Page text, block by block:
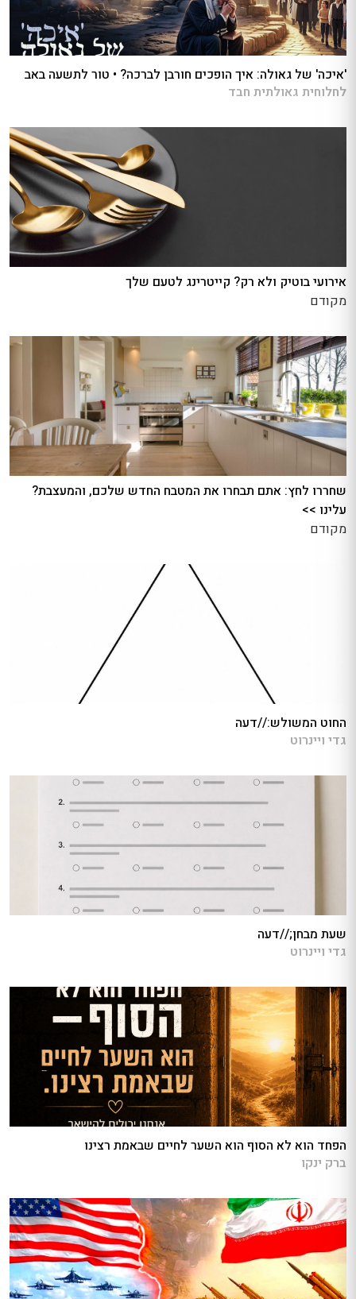
'איכה' של גאולה: איך הופכים חורבן לברכה? • טור לתשעה באב
לחלוחית גאולתית חבד
אירועי בוטיק ולא רק? קייטרינג לטעם שלך
מקודם
שחררו לחץ: אתם תבחרו את המטבח החדש שלכם, והמעצבת?
עלינו >>
מקודם
החוט המשולש://דעה
גדי ויינרוט
שעת מבחן;//דעה
גדי ויינרוט
הפחד הוא לא הסוף הוא השער לחיים שבאמת רצינו
ברק ינקו